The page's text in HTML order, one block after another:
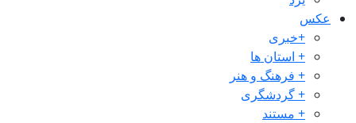
عکس
+خبری
+ استان ها
+ فرهنگ و هنر
+ گردشگری
+ مستند